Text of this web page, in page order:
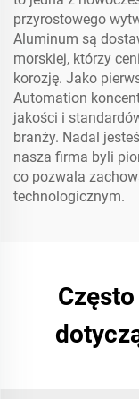
przyrostowego
Aluminum są
morskiej, którzy
korozję. Jako
Automation
jakości i
branży. Nadal
nasza firma byli
co pozwala
technologicznym.